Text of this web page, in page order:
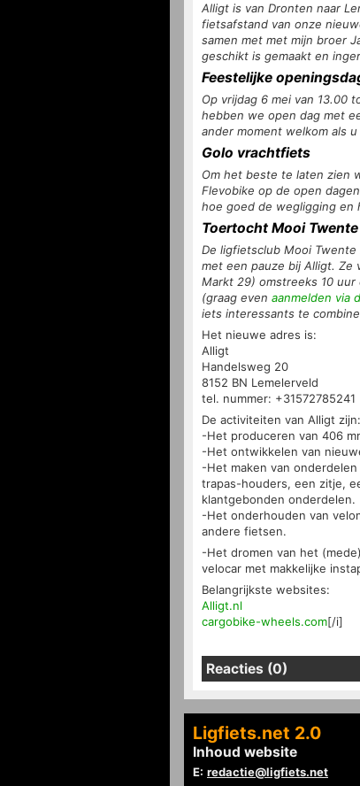
Alligt is van Dronten naar
fietsafstand van onze
samen met met mijn broer
geschikt is gemaakt en
Feestelijke
Op vrijdag 6 mei van 13.00
hebben we open dag met
ander moment welkom als
Golo vrachtfiets
Om het beste te laten zien
Flevobike op de open
hoe goed de wegligging en
Toertocht Mooi Twente
De ligfietsclub Mooi
met een pauze bij Alligt. Ze
Markt 29) omstreeks 10
(graag even aanmelden via
iets interessants te
Het nieuwe adres is:
Alligt
Handelsweg 20
8152 BN Lemelerveld
tel. nummer: +31572785241
De activiteiten van Alligt zijn:
-Het produceren van 406
-Het ontwikkelen van
-Het maken van
trapas-houders, een zitje,
klantgebonden onderdelen.
-Het onderhouden van
andere fietsen.
-Het dromen van het
velocar met makkelijke
Belangrijkste websites:
Alligt.nl
cargobike-wheels.com[/i]
Reacties (0)
Ligfiets.net 2.0
Inhoud website
E: redactie@ligfiets.net